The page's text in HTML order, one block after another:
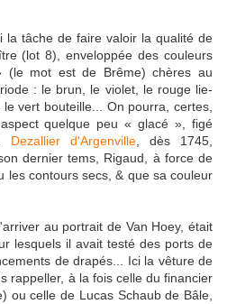
la tâche de faire valoir la qualité de
(lot 8), enveloppée des couleurs
(le mot est de Brême) chères au
: le brun, le violet, le rouge lie-
vert bouteille... On pourra, certes,
quelque peu « glacé », figé
Dezallier d'Argenville , dès 1745,
dernier tems, Rigaud, à force de
les contours secs, & que sa couleur
au portrait de Van Hoey, était
lesquels il avait testé des ports de
de drapés... Ici la vêture de
rappeller, à la fois celle du financier
ou celle de Lucas Schaub de Bâle,